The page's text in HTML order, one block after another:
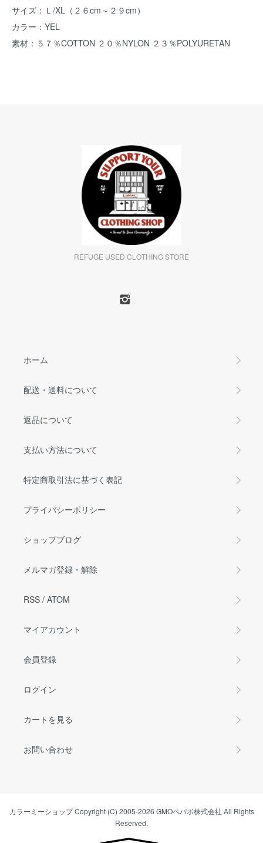
サイズ：Ｌ/XL（２６cm～２９cm）
カラー：YEL
素材：５７％COTTON ２０％NYLON ２３％POLYURETAN
REFUGE USED CLOTHING STORE
ホーム
配送・送料について
返品について
支払い方法について
特定商取引法に基づく表記
プライバシーポリシー
ショップブログ
メルマガ登録・解除
RSS / ATOM
マイアカウント
会員登録
ログイン
カートを見る
お問い合わせ
カラーミーショップCopyright (C) 2005-2026 GMOペパボ株式会社 All Rights
Reserved.